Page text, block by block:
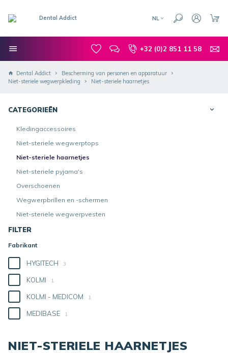
NL
+32 (0)2 851 11 58
Dental Addict
Bescherming van personen en apparatuur
Niet-steriele wegwerpkleding
Niet-steriele haarnetjes
CATEGORIEËN
Kledingaccessoires
Niet-steriele wegwerptops
Niet-steriele haarnetjes
Niet-steriele pyjama's
Overschoenen
Wegwerpbrillen en -schermen
Niet-steriele wegwerpvesten
FILTER
Fabrikant
HYGITECH 3
KOLMI 1
KOLMI - MEDICOM 1
MEDIBASE 1
NIET-STERIELE HAARNETJES